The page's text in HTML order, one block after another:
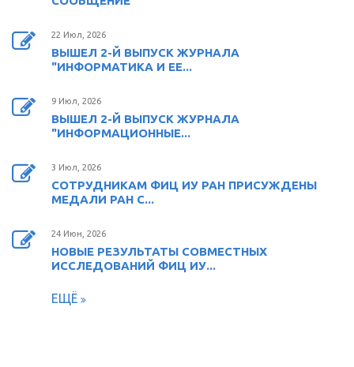
22 Июл, 2026
ВЫШЕЛ 2-Й ВЫПУСК ЖУРНАЛА
"ИНФОРМАТИКА И ЕЕ...
9 Июл, 2026
ВЫШЕЛ 2-Й ВЫПУСК ЖУРНАЛА
"ИНФОРМАЦИОННЫЕ...
3 Июл, 2026
СОТРУДНИКАМ ФИЦ ИУ РАН ПРИСУЖДЕНЫ
МЕДАЛИ РАН С...
24 Июн, 2026
НОВЫЕ РЕЗУЛЬТАТЫ СОВМЕСТНЫХ
ИССЛЕДОВАНИЙ ФИЦ ИУ...
ЕЩЁ